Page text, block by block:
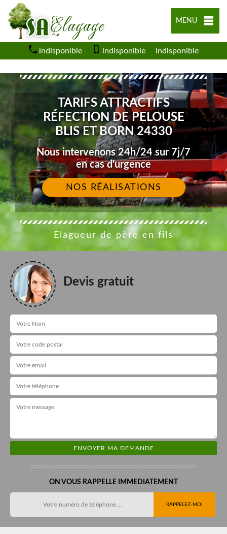
MENU
indisponible indisponible indisponible
TARIFS ATTRACTIFS
RÉFECTION DE PELOUSE
BLIS ET BORN 24330
Nous intervenons 24h/24 sur 7j/7
en cas d'urgence
NOS RÉALISATIONS
Elagueur de père en fils
Devis gratuit
ON VOUS RAPPELLE IMMEDIATEMENT